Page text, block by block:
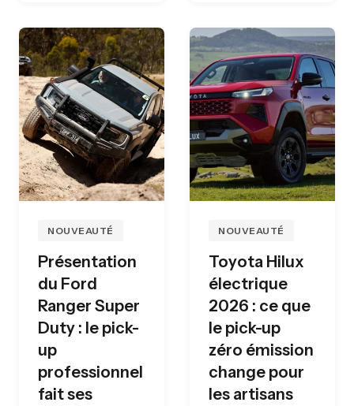
NOUVEAUTÉ
Présentation
du Ford
Ranger Super
Duty : le pick-
up
professionnel
fait ses
NOUVEAUTÉ
Toyota Hilux
électrique
2026 : ce que
le pick-up
zéro émission
change pour
les artisans